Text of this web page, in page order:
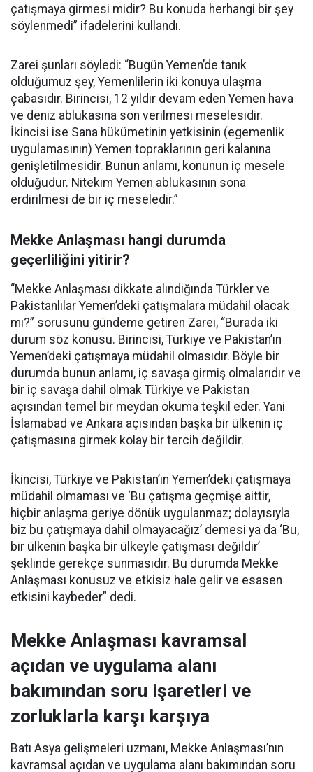
çatışmaya girmesi midir? Bu konuda herhangi bir şey
söylenmedi” ifadelerini kullandı.
Zarei şunları söyledi: “Bugün Yemen’de tanık
olduğumuz şey, Yemenlilerin iki konuya ulaşma
çabasıdır. Birincisi, 12 yıldır devam eden Yemen hava
ve deniz ablukasına son verilmesi meselesidir.
İkincisi ise Sana hükümetinin yetkisinin (egemenlik
uygulamasının) Yemen topraklarının geri kalanına
genişletilmesidir. Bunun anlamı, konunun iç mesele
olduğudur. Nitekim Yemen ablukasının sona
erdirilmesi de bir iç meseledir.”
Mekke Anlaşması hangi durumda
geçerliliğini yitirir?
“Mekke Anlaşması dikkate alındığında Türkler ve
Pakistanlılar Yemen’deki çatışmalara müdahil olacak
mı?” sorusunu gündeme getiren Zarei, “Burada iki
durum söz konusu. Birincisi, Türkiye ve Pakistan’ın
Yemen’deki çatışmaya müdahil olmasıdır. Böyle bir
durumda bunun anlamı, iç savaşa girmiş olmalarıdır ve
bir iç savaşa dahil olmak Türkiye ve Pakistan
açısından temel bir meydan okuma teşkil eder. Yani
İslamabad ve Ankara açısından başka bir ülkenin iç
çatışmasına girmek kolay bir tercih değildir.
İkincisi, Türkiye ve Pakistan’ın Yemen’deki çatışmaya
müdahil olmaması ve ‘Bu çatışma geçmişe aittir,
hiçbir anlaşma geriye dönük uygulanmaz; dolayısıyla
biz bu çatışmaya dahil olmayacağız’ demesi ya da ‘Bu,
bir ülkenin başka bir ülkeyle çatışması değildir’
şeklinde gerekçe sunmasıdır. Bu durumda Mekke
Anlaşması konusuz ve etkisiz hale gelir ve esasen
etkisini kaybeder” dedi.
Mekke Anlaşması kavramsal
açıdan ve uygulama alanı
bakımından soru işaretleri ve
zorluklarla karşı karşıya
Batı Asya gelişmeleri uzmanı, Mekke Anlaşması’nın
kavramsal açıdan ve uygulama alanı bakımından soru